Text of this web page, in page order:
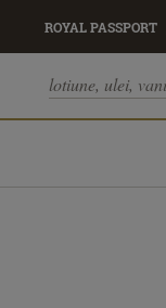
ROYAL PASSPORT